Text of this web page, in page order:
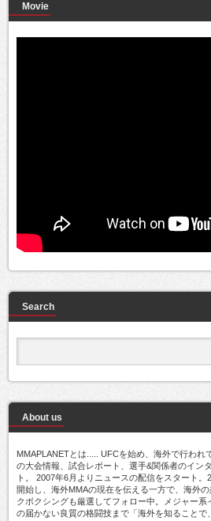
Movie
Search
About us
MMAPLANETとは..... UFCを始め、海外で行われ
の大会情報、試合レポート、選手&関係者のイン
ト。 2007年6月よりニュースの配信をスタート
開始し、海外MMAの現在を伝える一方で、海外
クボクシングも厳選してフォロー中。メジャー系
の届かない良質の格闘技まで「海外を知ること